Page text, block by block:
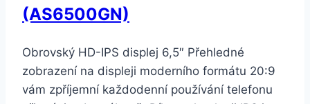
(AS6500GN)
Obrovský HD-IPS displej 6,5″ Přehledné
zobrazení na displeji moderního formátu 20:9
vám zpříjemní každodenní používání telefonu